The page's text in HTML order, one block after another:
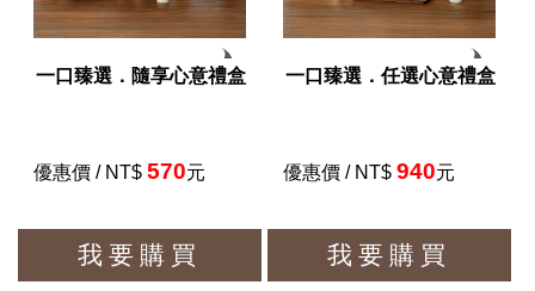
一口臻選．隨享心意禮盒
優惠價 / NT$ 570元
我要購買
一口臻選．任選心意禮盒
優惠價 / NT$ 940元
我要購買